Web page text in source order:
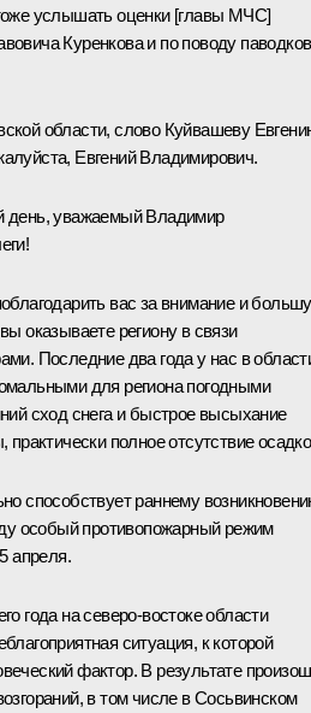
услышать оценки [главы МЧС]
Куренкова и по поводу паводков
области, слово Куйвашеву
Евгений Владимирович.
день, уважаемый Владимир
вас за внимание и
оказываете региону в связи
Последние два года у нас в
для региона погодными
сход снега и быстрое высыхание
практически полное отсутствие
способствует раннему
особый противопожарный режим
апреля.
года на северо-востоке области
ситуация, к которой
фактор. В результате
в том числе в Сосьвинском